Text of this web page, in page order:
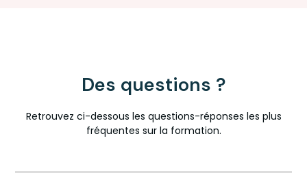
Des questions ?
Retrouvez ci-dessous les questions-réponses les plus
fréquentes sur la formation.